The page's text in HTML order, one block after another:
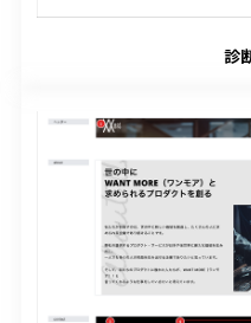
診